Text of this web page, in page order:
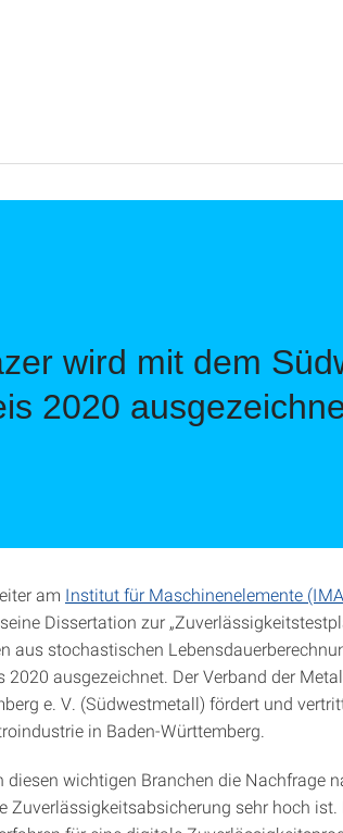
wird mit dem
2020
am Institut für Maschinenelemente
Dissertation zur
aus stochastischen
ausgezeichnet. Der Verband der
e. V. (Südwestmetall) fördert und
in Baden-Württemberg.
diesen wichtigen Branchen die Nachfrage
Zuverlässigkeitsabsicherung sehr hoch ist.